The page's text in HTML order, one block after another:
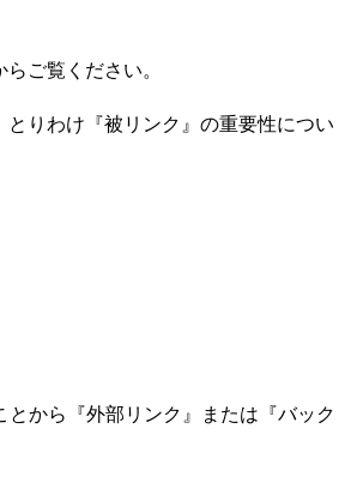
らご覧ください。
りわけ『被リンク』の重要性につい
から『外部リンク』または『バック